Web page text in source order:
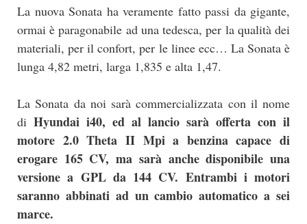
La nuova Sonata ha veramente fatto passi da gigante,
ormai è paragonabile ad una tedesca, per la qualità dei
materiali, per il confort, per le linee ecc… La Sonata è
lunga 4,82 metri, larga 1,835 e alta 1,47.
La Sonata da noi sarà commercializzata con il nome
di Hyundai i40, ed al lancio sarà offerta con il
motore 2.0 Theta II Mpi a benzina capace di
erogare 165 CV, ma sarà anche disponibile una
versione a GPL da 144 CV. Entrambi i motori
saranno abbinati ad un cambio automatico a sei
marce.